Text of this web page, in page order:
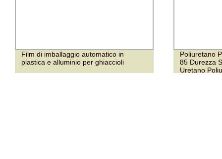
Film di imballaggio automatico in
plastica e alluminio per ghiaccioli
Poliuretano
85 Durezza
Uretano